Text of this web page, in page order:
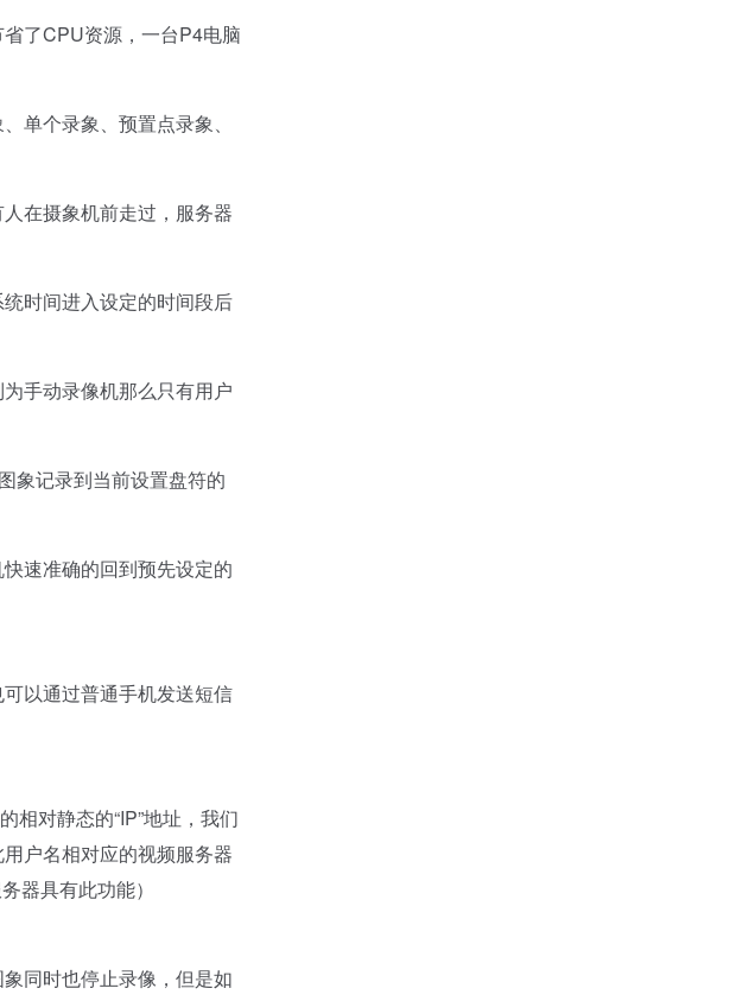
了CPU资源，一台P4电脑
个录象、预置点录象、
在摄象机前走过，服务器
时间进入设定的时间段后
手动录像机那么只有用户
象记录到当前设置盘符的
速准确的回到预先设定的
以通过普通手机发送短信
对静态的“IP”地址，我们
户名相对应的视频服务器
器具有此功能）
同时也停止录像，但是如